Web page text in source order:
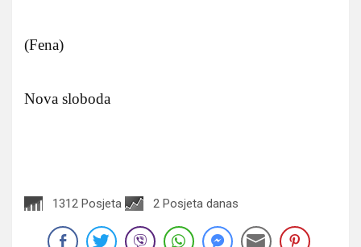
(Fena)
Nova sloboda
1312 Posjeta 2 Posjeta danas